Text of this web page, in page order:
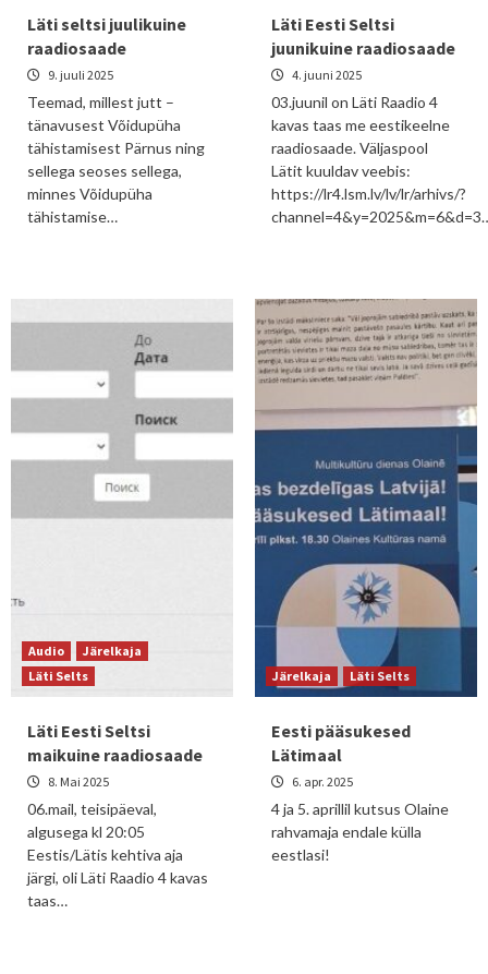
Läti seltsi juulikuine
raadiosaade
9. juuli 2025
Teemad, millest jutt –
tänavusest Võidupüha
tähistamisest Pärnus ning
sellega seoses sellega,
minnes Võidupüha
tähistamise…
Läti Eesti Seltsi
juunikuine raadiosaade
4. juuni 2025
03.juunil on Läti Raadio 4
kavas taas me eestikeelne
raadiosaade. Väljaspool
Lätit kuuldav veebis:
https://lr4.lsm.lv/lv/lr/arhivs/?
Audio
Järelkaja
Läti Selts
Läti Eesti Seltsi
maikuine raadiosaade
8. Mai 2025
06.mail, teisipäeval,
algusega kl 20:05
Eestis/Lätis kehtiva aja
järgi, oli Läti Raadio 4 kavas
taas…
Järelkaja Läti Selts
Eesti pääsukesed
Lätimaal
6. apr. 2025
4 ja 5. aprillil kutsus Olaine
rahvamaja endale külla
eestlasi!